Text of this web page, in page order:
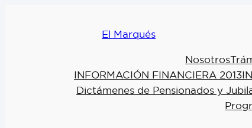
El Marqués
Nosotros
INFORMACIÓN FINANCIERA 2013
Dictámenes de Pensionados y